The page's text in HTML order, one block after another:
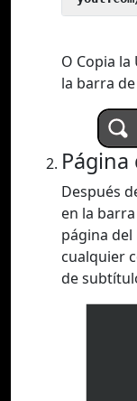
O Copia
la barra
Página
Después
en la
página
cualquier
de